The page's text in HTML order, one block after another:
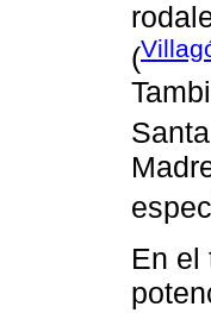
(
En el